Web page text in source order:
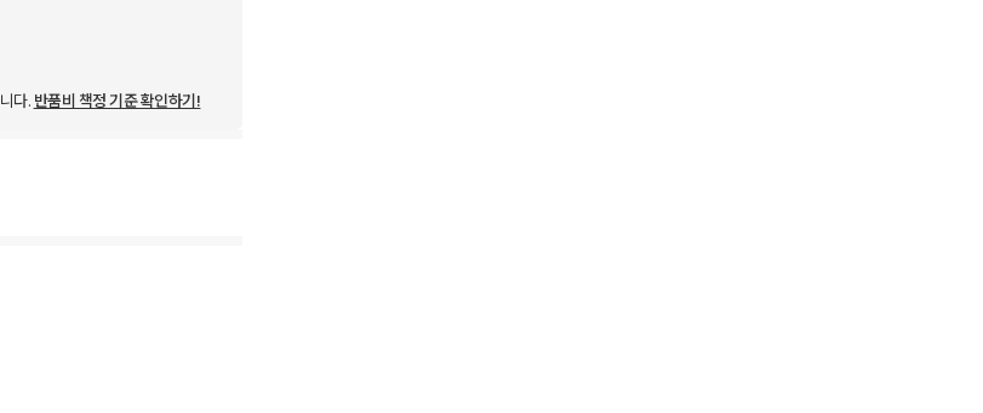
다. 반품비 책정 기준 확인하기!